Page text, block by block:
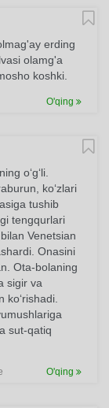
erding
olamg'a
koshki.
O'qing
oʻgʻli.
koʻzlari
tushib
tengqurlari
Venetsian
Onasini
Ota-bolaning
sigir va
sut-qatiq
O'qing